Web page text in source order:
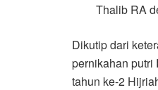
Thalib RA
Dikutip dari
pernikahan putri
tahun ke-2